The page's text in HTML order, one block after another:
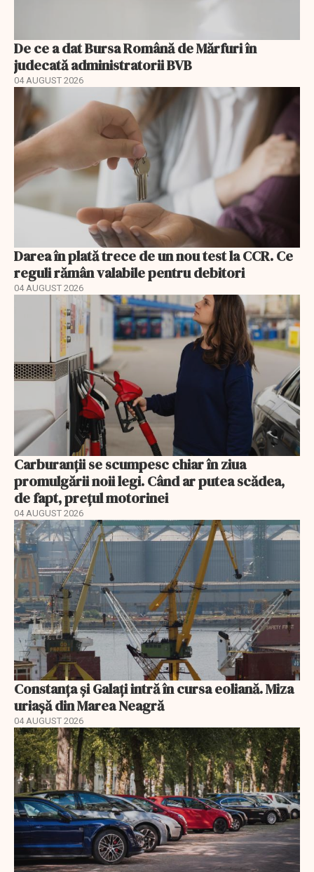
De ce a dat Bursa Română de Mărfuri în
judecată administratorii BVB
04 AUGUST 2026
Darea în plată trece de un nou test la CCR. Ce
reguli rămân valabile pentru debitori
04 AUGUST 2026
Carburanții se scumpesc chiar în ziua
promulgării noii legi. Când ar putea scădea,
de fapt, prețul motorinei
04 AUGUST 2026
Constanța și Galați intră în cursa eoliană. Miza
uriașă din Marea Neagră
04 AUGUST 2026